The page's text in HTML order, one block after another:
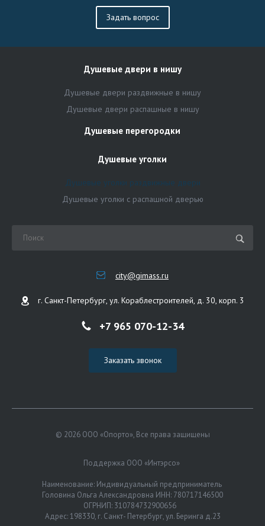
Задать вопрос
Душевые двери в нишу
Душевые двери раздвижные в нишу
Душевые двери распашные в нишу
Душевые перегородки
Душевые уголки
Душевые уголки раздвижные двери
Душевые уголки с распашной дверью
city@gimass.ru
г. Санкт-Петербург, ул. Кораблестроителей, д. 30, корп. 3
+7 965 070-12-34
Заказать звонок
© 2026 ООО «Опорто», Все права защищены
Поддержка ООО «Интэрсо»
Наименование: Индивидуальный предприниматель
Головина Ольга Александровна ИНН: 780717146500
ОГРНИП: 310784732900656
Адрес: 198330, г. Санкт- Петербург, ул. Беринга д.23